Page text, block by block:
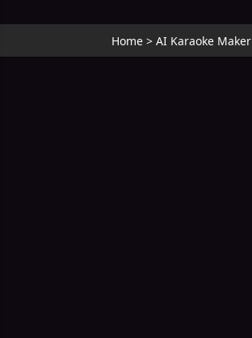
Home> AI Karaoke Maker